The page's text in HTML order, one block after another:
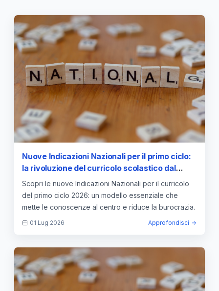
Nuove Indicazioni Nazionali per il primo ciclo:
la rivoluzione del curricolo scolastico dal
2026
Scopri le nuove Indicazioni Nazionali per il curricolo
del primo ciclo 2026: un modello essenziale che
mette le conoscenze al centro e riduce la burocrazia.
01 Lug 2026 Approfondisci